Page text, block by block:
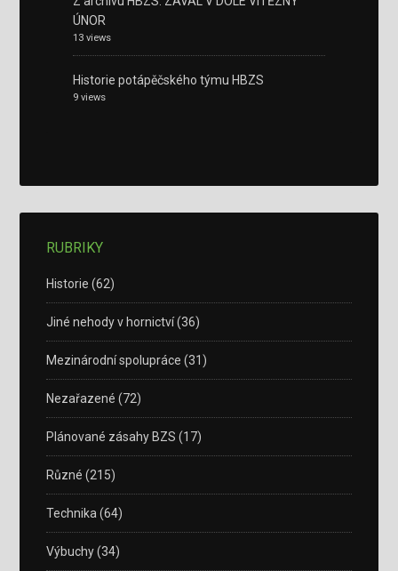
ÚNOR
13 views
Historie potápěčského týmu HBZS
9 views
RUBRIKY
Historie (62)
Jiné nehody v hornictví(36)
Mezinárodní spolupráce (31)
Nezařazené (72)
Plánované zásahy BZS (17)
Různé (215)
Technika (64)
Výbuchy(34)